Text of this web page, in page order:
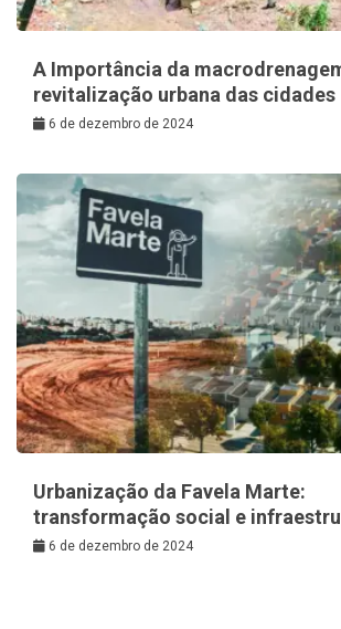
A Importância da
revitalização urbana das cidades
6 de dezembro de 2024
Urbanização da Favela Marte:
transformação social e
6 de dezembro de 2024